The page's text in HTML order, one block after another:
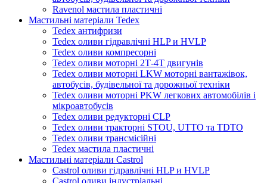
Ravenol мастила пластичні
Мастильні матеріали Tedex
Tedex антифризи
Tedex оливи гідравлічні HLP и HVLP
Tedex оливи компресорні
Tedex оливи моторні 2Т-4Т двигунів
Tedex оливи моторні LKW моторні вантажівок,
автобусів, будівельної та дорожньої техніки
Tedex оливи моторні PKW легкових автомобілів і
мікроавтобусів
Tedex оливи редукторні CLP
Tedex оливи тракторні STOU, UTTO та TDTO
Tedex оливи трансмісійні
Tedex мастила пластичні
Мастильні матеріали Castrol
Castrol оливи гідравлічні HLP и HVLP
Castrol оливи індустріальні.